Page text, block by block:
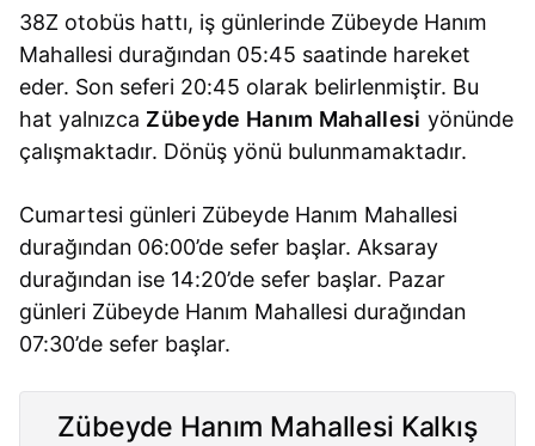
38Z otobüs hattı, iş günlerinde Zübeyde Hanım
Mahallesi durağından 05:45 saatinde hareket
eder. Son seferi 20:45 olarak belirlenmiştir. Bu
hat yalnızca Zübeyde Hanım Mahallesi yönünde
çalışmaktadır. Dönüş yönü bulunmamaktadır.
Cumartesi günleri Zübeyde Hanım Mahallesi
durağından 06:00’de sefer başlar. Aksaray
durağından ise 14:20’de sefer başlar. Pazar
günleri Zübeyde Hanım Mahallesi durağından
07:30’de sefer başlar.
Zübeyde Hanım Mahallesi Kalkış